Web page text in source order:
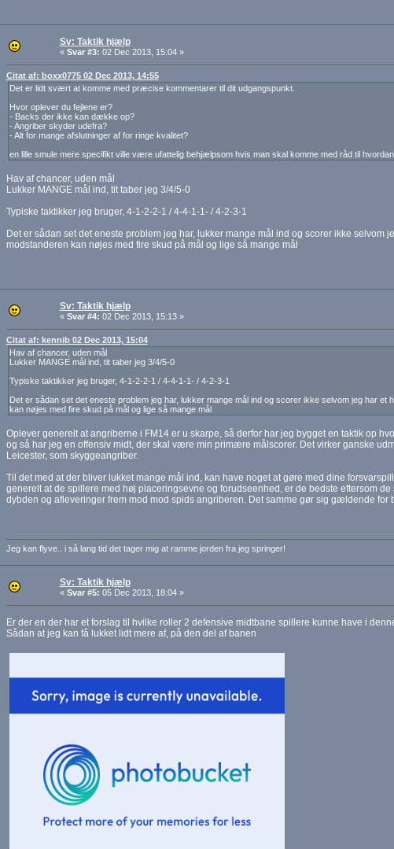
Sv: Taktik hjælp
« Svar #3: 02 Dec 2013, 15:04 »
Citat af: boxx0775 02 Dec 2013, 14:55
Det er lidt svært at komme med præcise kommentarer til dit udgangspunkt.
Hvor oplever du fejlene er?
- Backs der ikke kan dække op?
- Angriber skyder udefra?
- Alt for mange afslutninger af for ringe kvalitet?
en lille smule mere specifikt ville være ufattelig behjælpsom hvis man skal komme med råd til
Hav af chancer, uden mål
Lukker MANGE mål ind, tit taber jeg 3/4/5-0
Typiske taktikker jeg bruger, 4-1-2-2-1 / 4-4-1-1- / 4-2-3-1
Det er sådan set det eneste problem jeg har, lukker mange mål ind og scorer ikke selvom
modstanderen kan nøjes med fire skud på mål og lige så mange mål
Sv: Taktik hjælp
« Svar #4: 02 Dec 2013, 15:13 »
Citat af: kennib 02 Dec 2013, 15:04
Hav af chancer, uden mål
Lukker MANGE mål ind, tit taber jeg 3/4/5-0
Typiske taktikker jeg bruger, 4-1-2-2-1 / 4-4-1-1- / 4-2-3-1
Det er sådan set det eneste problem jeg har, lukker mange mål ind og scorer ikke selvom jeg har et
kan nøjes med fire skud på mål og lige så mange mål
Oplever generelt at angriberne i FM14 er u skarpe, så derfor har jeg bygget en taktik op
og så har jeg en offensiv midt, der skal være min primære målscorer. Det virker ganske
Leicester, som skyggeangriber.
Til det med at der bliver lukket mange mål ind, kan have noget at gøre med dine
generelt at de spillere med høj placeringsevne og forudseenhed, er de bedste eftersom
dybden og afleveringer frem mod mod spids angriberen. Det samme gør sig gældende for
Jeg kan flyve.. i så lang tid det tager mig at ramme jorden fra jeg springer!
Sv: Taktik hjælp
« Svar #5: 05 Dec 2013, 18:04 »
Er der en der har et forslag til hvilke roller 2 defensive midtbane spillere kunne have i
Sådan at jeg kan få lukket lidt mere af, på den del af banen